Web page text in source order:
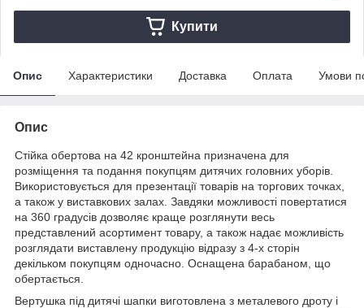
Купити
Опис Характеристики Доставка Оплата Умови
Опис
Стійка обертова на 42 кронштейна призначена для
розміщення та подання покупцям дитячих головних уборів.
Використовується для презентації товарів на торгових точках,
а також у виставкових залах. Завдяки можливості повертатися
на 360 градусів дозволяє краще розглянути весь
представлений асортимент товару, а також надає можливість
розглядати виставлену продукцію відразу з 4-х сторін
декільком покупцям одночасно. Оснащена барабаном, що
обертається.
Вертушка під дитячі шапки виготовлена з металевого дроту і